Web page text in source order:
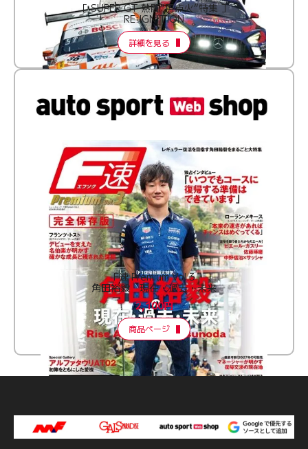
［ SUPER GT 熱闘“再点火”特集 ］
RE:IGNITION
詳細を見る
F速 Premium Vol.3
角田裕毅 現在・過去・未来
2,100円
商品ページ